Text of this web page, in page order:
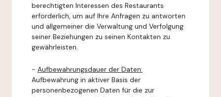
berechtigten Interessen des Restaurants
erforderlich, um auf Ihre Anfragen zu antworten
und allgemeiner die Verwaltung und Verfolgung
seiner Beziehungen zu seinen Kontakten zu
gewährleisten.
- Aufbewahrungsdauer der Daten:
Aufbewahrung in aktiver Basis der
personenbezogenen Daten für die zur